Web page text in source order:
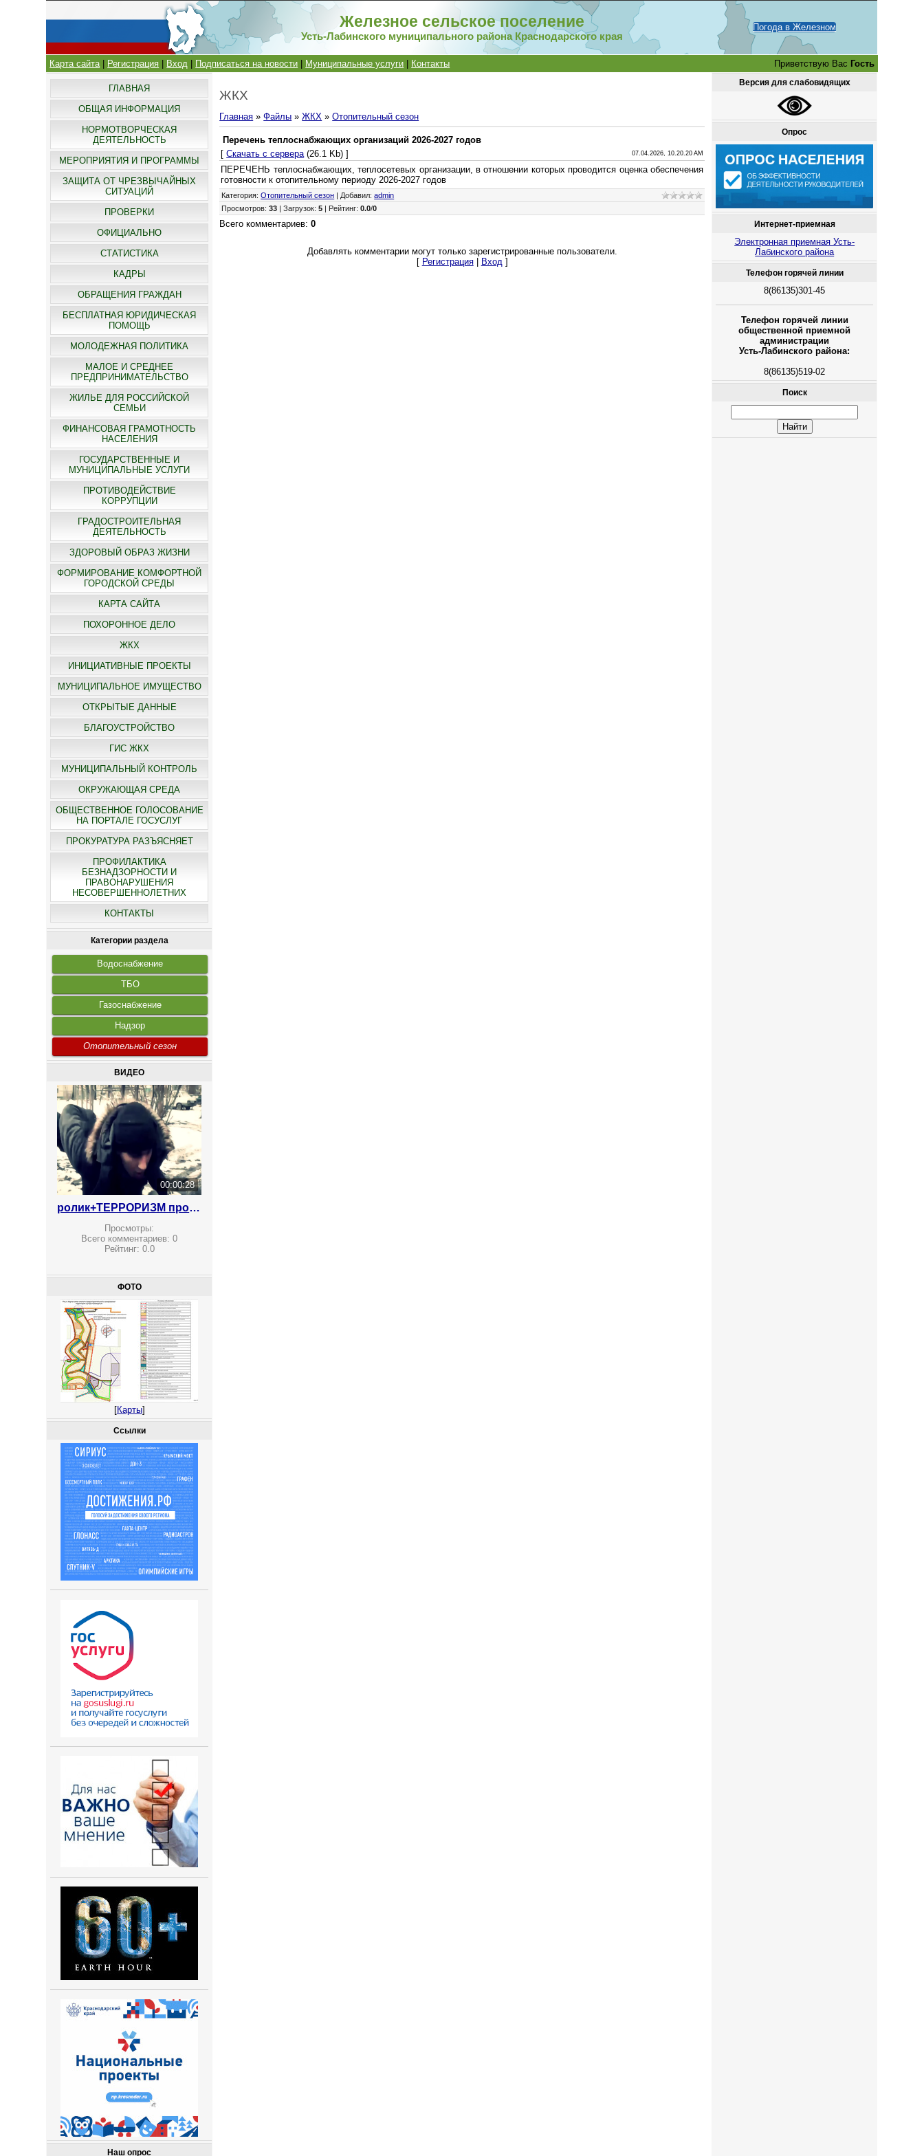
Железное сельское поселение
Усть-Лабинского муниципального района Краснодарского края
Погода в Железном
Карта сайта| Регистрация Вход Подписаться на новости Муниципальные услуги Контакты Приветствую Вас Гость
ГЛАВНАЯ
ОБЩАЯ ИНФОРМАЦИЯ
НОРМОТВОРЧЕСКАЯ
ДЕЯТЕЛЬНОСТЬ
МЕРОПРИЯТИЯ И ПРОГРАММЫ
ЗАЩИТА ОТ ЧРЕЗВЫЧАЙНЫХ
СИТУАЦИЙ
ПРОВЕРКИ
ОФИЦИАЛЬНО
СТАТИСТИКА
КАДРЫ
ОБРАЩЕНИЯ ГРАЖДАН
БЕСПЛАТНАЯ ЮРИДИЧЕСКАЯ
ПОМОЩЬ
МОЛОДЕЖНАЯ ПОЛИТИКА
МАЛОЕ И СРЕДНЕЕ
ПРЕДПРИНИМАТЕЛЬСТВО
ЖИЛЬЕ ДЛЯ РОССИЙСКОЙ
СЕМЬИ
ФИНАНСОВАЯ ГРАМОТНОСТЬ
НАСЕЛЕНИЯ
ГОСУДАРСТВЕННЫЕ И
МУНИЦИПАЛЬНЫЕ УСЛУГИ
ПРОТИВОДЕЙСТВИЕ
КОРРУПЦИИ
ГРАДОСТРОИТЕЛЬНАЯ
ДЕЯТЕЛЬНОСТЬ
ЗДОРОВЫЙ ОБРАЗ ЖИЗНИ
ФОРМИРОВАНИЕ КОМФОРТНОЙ
ГОРОДСКОЙ СРЕДЫ
КАРТА САЙТА
ПОХОРОННОЕ ДЕЛО
ЖКХ
ИНИЦИАТИВНЫЕ ПРОЕКТЫ
МУНИЦИПАЛЬНОЕ ИМУЩЕСТВО
ОТКРЫТЫЕ ДАННЫЕ
БЛАГОУСТРОЙСТВО
ГИС ЖКХ
МУНИЦИПАЛЬНЫЙ КОНТРОЛЬ
ОКРУЖАЮЩАЯ СРЕДА
ОБЩЕСТВЕННОЕ ГОЛОСОВАНИЕ
НА ПОРТАЛЕ ГОСУСЛУГ
ПРОКУРАТУРА РАЗЪЯСНЯЕТ
ПРОФИЛАКТИКА
БЕЗНАДЗОРНОСТИ И
ПРАВОНАРУШЕНИЯ
НЕСОВЕРШЕННОЛЕТНИХ
КОНТАКТЫ
Категории раздела
Водоснабжение
ТБО
Газоснабжение
Надзор
Отопительный сезон
ВИДЕО
00:00:28
ролик+ТЕРРОРИЗМ против вербовки
Просмотры:
Всего комментариев:0
Рейтинг: 0.0
ФОТО
[Карты]
Ссылки
Наш опрос
ЖКХ
Главная »Файлы »ЖКХ »Отопительный сезон
Перечень теплоснабжающих организаций 2026-2027 годов
[Скачать с сервера(26.1 Kb) ] 07.04.2026, 10.20.20 AM
ПЕРЕЧЕНЬ теплоснабжающих, теплосетевых организации, в отношении которых проводится оценка обеспечения
готовности к отопительному периоду 2026-2027 годов
Категория:Отопительный сезон Добавил:admin
Просмотров:33 |Загрузок:5 Рейтинг:0.0/0
Всего комментариев:0
Добавлять комментарии могут только зарегистрированные пользователи.
[ Регистрация| Вход]
Версия для слабовидящих
Опрос
Интернет-приемная
Электронная приемная Усть-
Лабинского района
Телефон горячей линии
8(86135)301-45
Телефон горячей линии
общественной приемной
администрации
Усть-Лабинского района:
8(86135)519-02
Поиск